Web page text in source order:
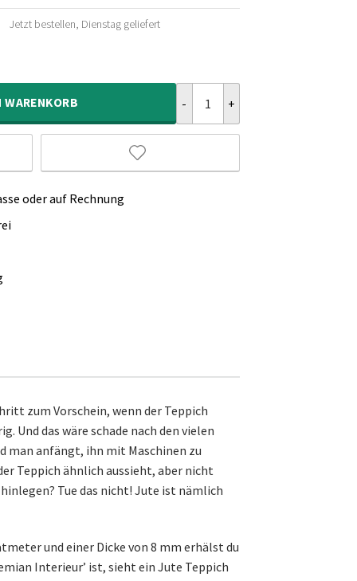
Jetzt bestellen, Dienstag geliefert
WARENKORB
oder auf Rechnung
zum Vorschein, wenn der Teppich
Und das wäre schade nach den vielen
man anfängt, ihn mit Maschinen zu
Teppich ähnlich aussieht, aber nicht
Tue das nicht! Jute ist nämlich
und einer Dicke von 8 mm erhälst du
Interieur’ ist, sieht ein Jute Teppich